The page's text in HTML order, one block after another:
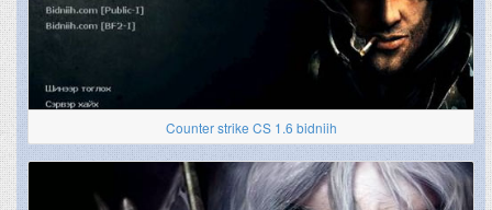
Counter strike CS 1.6 bidniih